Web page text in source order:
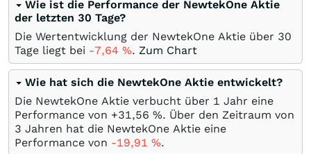
Wie ist die Performance der NewtekOne Aktie
der letzten 30 Tage?
Die Wertentwicklung der NewtekOne Aktie über 30
Tage liegt bei -7,64 %. Zum Chart
Wie hat sich die NewtekOne Aktie entwickelt?
Die NewtekOne Aktie verbucht über 1 Jahr eine
Performance von +31,56 %. Über den Zeitraum von
3 Jahren hat die NewtekOne Aktie eine
Performance von -19,91 %.